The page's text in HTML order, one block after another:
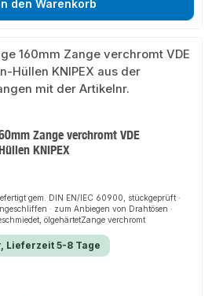
den Warenkorb
Zange verchromt VDE
KNIPEX
gem. DIN EN/IEC 60900, stückgeprüft ·
· zum Anbiegen von Drahtösen ·
ölgehärtetZange verchromt
Lieferzeit 5-8 Tage